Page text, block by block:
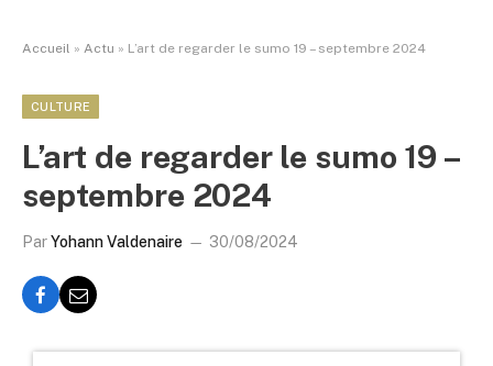
Accueil » Actu » L’art de regarder le sumo 19 – septembre 2024
CULTURE
L’art de regarder le sumo 19 –
septembre 2024
ParYohann Valdenaire 30/08/2024